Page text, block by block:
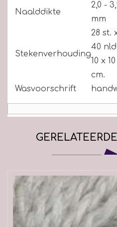
Naalddikte
2,0 -
mm
Stekenverhouding
28 st.
40
10 x 10
cm.
Wasvoorschrift